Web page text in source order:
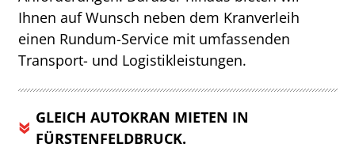
Ihnen auf Wunsch neben dem Kranverleih
einen Rundum-Service mit umfassenden
Transport- und Logistikleistungen.
GLEICH AUTOKRAN MIETEN IN
FÜRSTENFELDBRUCK.